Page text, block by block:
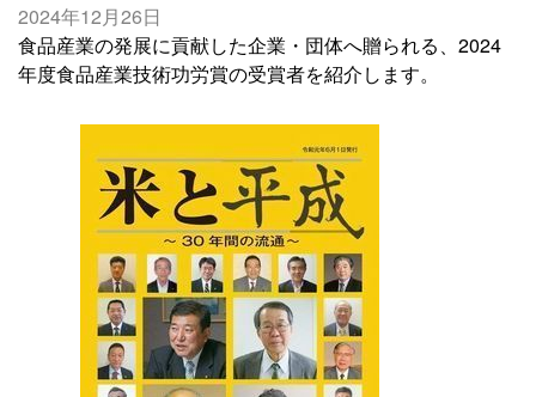
2024年12月26日
食品産業の発展に貢献した企業・団体へ贈られる、2024
年度食品産業技術功労賞の受賞者を紹介します。